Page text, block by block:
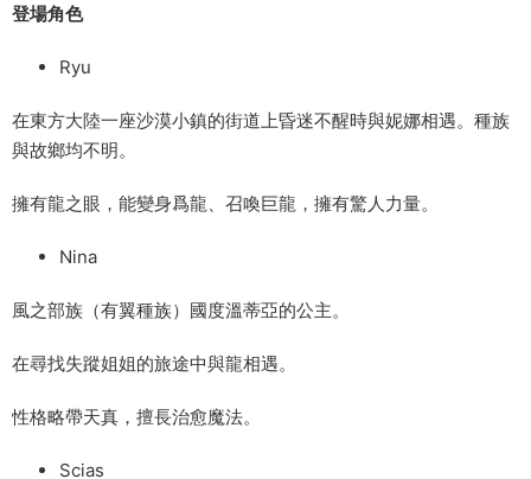
登場角色
Ryu
在東方大陸一座沙漠小鎮的街道上昏迷不醒時與妮娜相遇。種族
與故鄉均不明。
擁有龍之眼，能變身爲龍、召喚巨龍，擁有驚人力量。
Nina
風之部族（有翼種族）國度溫蒂亞的公主。
在尋找失蹤姐姐的旅途中與龍相遇。
性格略帶天真，擅長治愈魔法。
Scias